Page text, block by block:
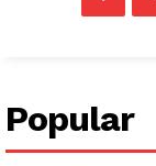
Popular